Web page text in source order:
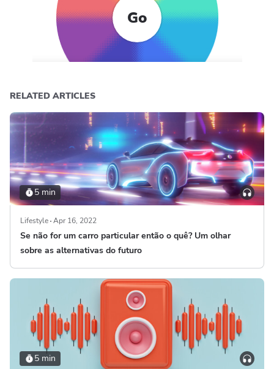
Go
RELATED ARTICLES
5 min
Lifestyle Apr 16, 2022
Se não for um carro particular então o quê? Um olhar
sobre as alternativas do futuro
5 min